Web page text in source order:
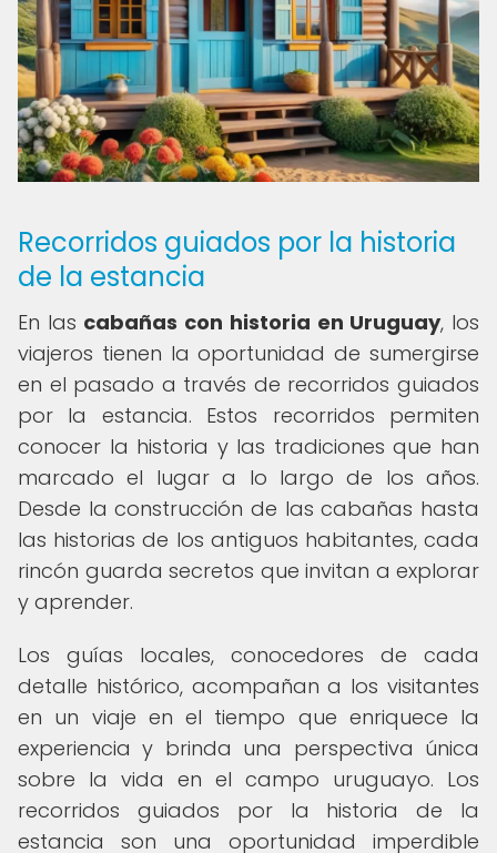
Recorridos guiados por la historia
de la estancia
En las cabañas con historia en Uruguay, los
viajeros tienen la oportunidad de sumergirse
en el pasado a través de recorridos guiados
por la estancia. Estos recorridos permiten
conocer la historia y las tradiciones que han
marcado el lugar a lo largo de los años.
Desde la construcción de las cabañas hasta
las historias de los antiguos habitantes, cada
rincón guarda secretos que invitan a explorar
y aprender.
Los guías locales, conocedores de cada
detalle histórico, acompañan a los visitantes
en un viaje en el tiempo que enriquece la
experiencia y brinda una perspectiva única
sobre la vida en el campo uruguayo. Los
recorridos guiados por la historia de la
estancia son una oportunidad imperdible